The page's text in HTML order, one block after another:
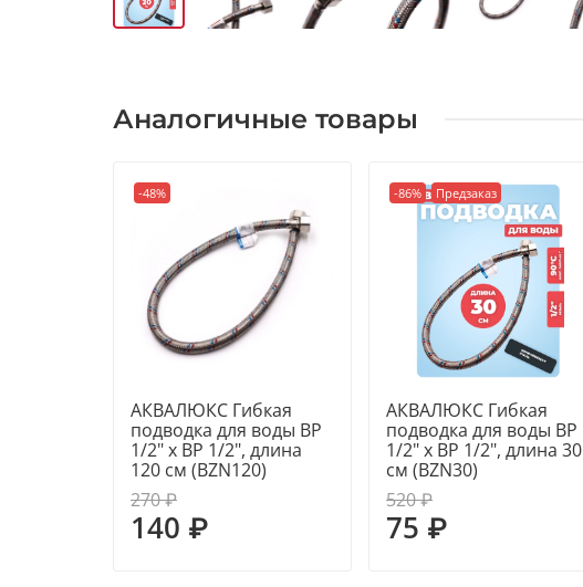
Аналогичные товары
-48%
АКВАЛЮКС Гибкая
подводка для воды ВР
1/2" х ВР 1/2", длина
120 см (BZN120)
270 ₽
140 ₽
-86% Предзаказ
АКВАЛЮКС Гибкая
подводка для воды ВР
1/2" х ВР 1/2", длина 30
см (BZN30)
520 ₽
75 ₽